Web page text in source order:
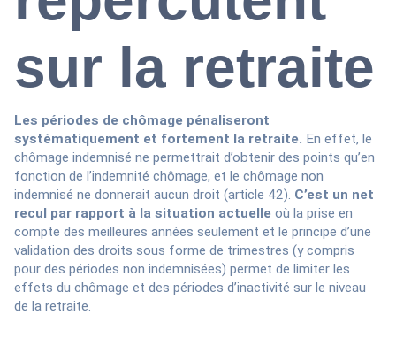
sur la retraite
Les périodes de chômage pénaliseront
systématiquement et fortement la retraite. En effet, le
chômage indemnisé ne permettrait d’obtenir des points qu’en
fonction de l’indemnité chômage, et le chômage non
indemnisé ne donnerait aucun droit (article 42). C’est un net
recul par rapport à la situation actuelle où la prise en
compte des meilleures années seulement et le principe d’une
validation des droits sous forme de trimestres (y compris
pour des périodes non indemnisées) permet de limiter les
effets du chômage et des périodes d’inactivité sur le niveau
de la retraite.